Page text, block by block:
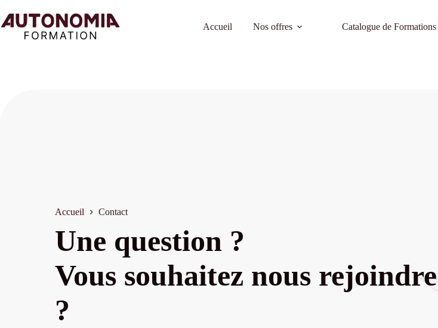
au
contenu
Accueil Nos offres Catalogue de Formations
Accueil Contact
Une question ?
Vous souhaitez nous rejoindre
?